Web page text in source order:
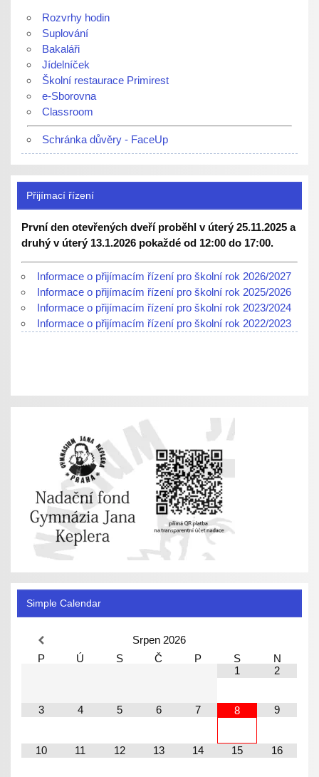
Rozvrhy hodin
Suplování
Bakaláři
Jídelníček
Školní restaurace Primirest
e-Sborovna
Classroom
Schránka důvěry - FaceUp
Přijímací řízení
První den otevřených dveří proběhl v úterý 25.11.2025 a
druhý v úterý 13.1.2026 pokaždé od 12:00 do 17:00.
Informace o přijímacím řízení pro školní rok 2026/2027
Informace o přijímacím řízení pro školní rok 2025/2026
Informace o přijímacím řízení pro školní rok 2023/2024
Informace o přijímacím řízení pro školní rok 2022/2023
Simple Calendar
Srpen 2026
P
Ú S Č P S
N
1
2
3 4 5 6 7 8 9
10 11 12 13 14 15 16